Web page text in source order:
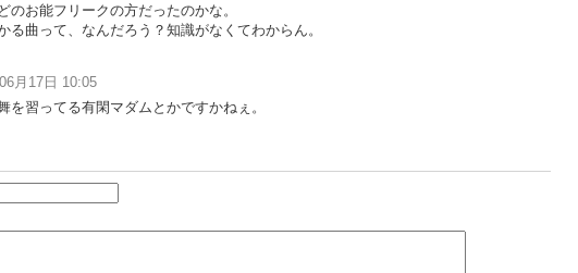
のお能フリークの方だったのかな。
る曲って、なんだろう？知識がなくてわからん。
月17日 10:05
を習ってる有閑マダムとかですかねぇ。